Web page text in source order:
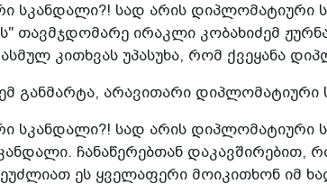
სკანდალი?! სად არის დიპლომატიური
თავმჯდომარე ირაკლი კობახიძემ
კითხვას უპასუხა, რომ ქვეყანა
განმარტა, არავითარი დიპლომატიური
სკანდალი?! სად არის დიპლომატიური
ჩანაწერებთან დაკავშირებით,
ეს ყველაფერი მოიკითხონ იმ